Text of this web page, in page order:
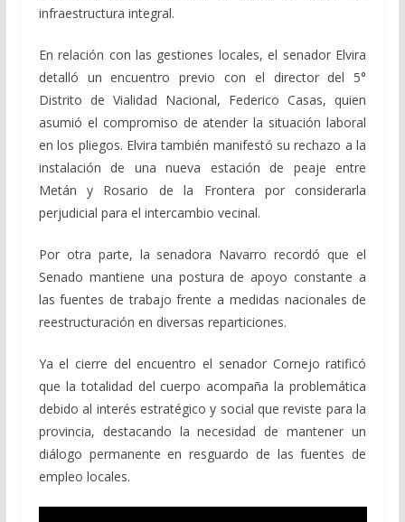
infraestructura integral.
En relación con las gestiones locales, el senador Elvira
detalló un encuentro previo con el director del 5°
Distrito de Vialidad Nacional, Federico Casas, quien
asumió el compromiso de atender la situación laboral
en los pliegos. Elvira también manifestó su rechazo a la
instalación de una nueva estación de peaje entre
Metán y Rosario de la Frontera por considerarla
perjudicial para el intercambio vecinal.
Por otra parte, la senadora Navarro recordó que el
Senado mantiene una postura de apoyo constante a
las fuentes de trabajo frente a medidas nacionales de
reestructuración en diversas reparticiones.
Ya el cierre del encuentro el senador Cornejo ratificó
que la totalidad del cuerpo acompaña la problemática
debido al interés estratégico y social que reviste para la
provincia, destacando la necesidad de mantener un
diálogo permanente en resguardo de las fuentes de
empleo locales.